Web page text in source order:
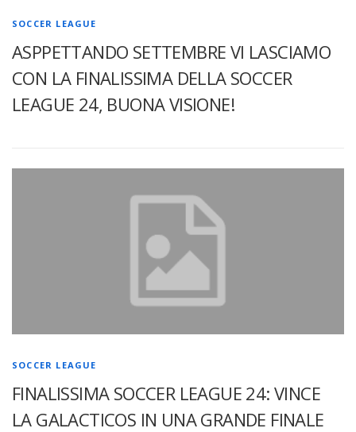
SOCCER LEAGUE
ASPPETTANDO SETTEMBRE VI LASCIAMO
CON LA FINALISSIMA DELLA SOCCER
LEAGUE 24, BUONA VISIONE!
SOCCER LEAGUE
FINALISSIMA SOCCER LEAGUE 24: VINCE
LA GALACTICOS IN UNA GRANDE FINALE